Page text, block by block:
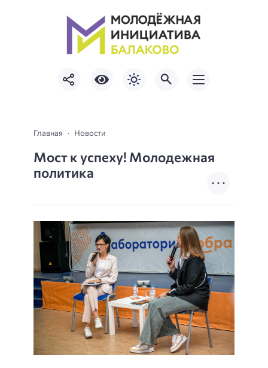
Главная Новости
Мост к успеху! Молодежная
политика